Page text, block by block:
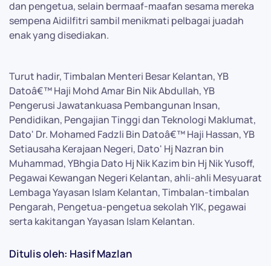
dan pengetua, selain bermaaf-maafan sesama mereka
sempena Aidilfitri sambil menikmati pelbagai juadah
enak yang disediakan.
Turut hadir, Timbalan Menteri Besar Kelantan, YB
Datoâ€™ Haji Mohd Amar Bin Nik Abdullah, YB
Pengerusi Jawatankuasa Pembangunan Insan,
Pendidikan, Pengajian Tinggi dan Teknologi Maklumat,
Dato' Dr. Mohamed Fadzli Bin Datoâ€™ Haji Hassan, YB
Setiausaha Kerajaan Negeri, Dato' Hj Nazran bin
Muhammad, YBhgia Dato Hj Nik Kazim bin Hj Nik Yusoff,
Pegawai Kewangan Negeri Kelantan, ahli-ahli Mesyuarat
Lembaga Yayasan Islam Kelantan, Timbalan-timbalan
Pengarah, Pengetua-pengetua sekolah YIK, pegawai
serta kakitangan Yayasan Islam Kelantan.
Ditulis oleh: Hasif Mazlan